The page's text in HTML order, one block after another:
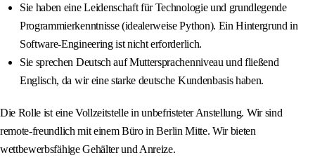
Sie haben eine Leidenschaft für Technologie und grundlegende
Programmierkenntnisse (idealerweise Python). Ein Hintergrund in
Software-Engineering ist nicht erforderlich.
Sie sprechen Deutsch auf Muttersprachenniveau und fließend
Englisch, da wir eine starke deutsche Kundenbasis haben.
Die Rolle ist eine Vollzeitstelle in unbefristeter Anstellung. Wir sind
remote-freundlich mit einem Büro in Berlin Mitte. Wir bieten
wettbewerbsfähige Gehälter und Anreize.